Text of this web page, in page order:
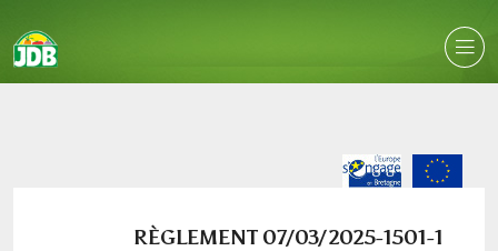
RÈGLEMENT 07/03/2025-1501-1